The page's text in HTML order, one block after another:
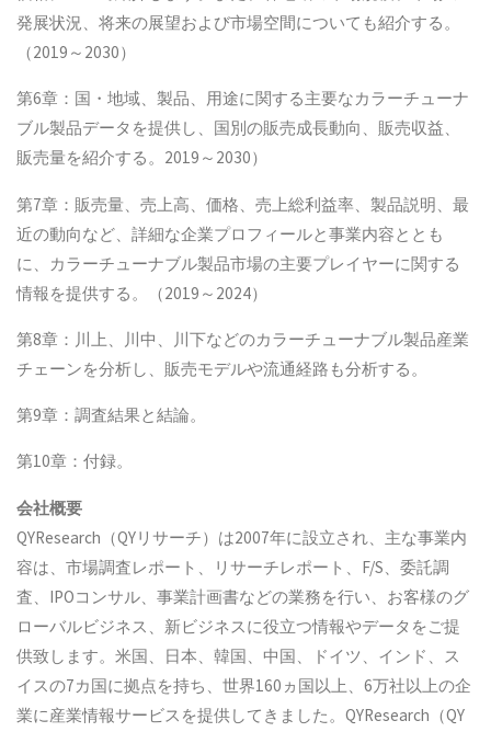
発展状況、将来の展望および市場空間についても紹介する。
（2019～2030）
第6章：国・地域、製品、用途に関する主要なカラーチューナ
ブル製品データを提供し、国別の販売成長動向、販売収益、
販売量を紹介する。2019～2030）
第7章：販売量、売上高、価格、売上総利益率、製品説明、最
近の動向など、詳細な企業プロフィールと事業内容ととも
に、カラーチューナブル製品市場の主要プレイヤーに関する
情報を提供する。（2019～2024）
第8章：川上、川中、川下などのカラーチューナブル製品産業
チェーンを分析し、販売モデルや流通経路も分析する。
第9章：調査結果と結論。
第10章：付録。
会社概要
QYResearch（QYリサーチ）は2007年に設立され、主な事業内
容は、市場調査レポート、リサーチレポート、F/S、委託調
査、IPOコンサル、事業計画書などの業務を行い、お客様のグ
ローバルビジネス、新ビジネスに役立つ情報やデータをご提
供致します。米国、日本、韓国、中国、ドイツ、インド、ス
イスの7カ国に拠点を持ち、世界160ヵ国以上、6万社以上の企
業に産業情報サービスを提供してきました。QYResearch（QY